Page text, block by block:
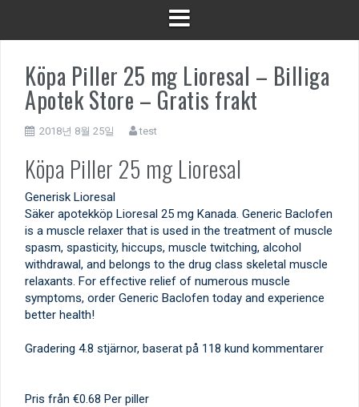
Köpa Piller 25 mg Lioresal – Billiga
Apotek Store – Gratis frakt
2018년 8월 25일 test
Köpa Piller 25 mg Lioresal
Generisk Lioresal
Säker apotekköp Lioresal 25 mg Kanada. Generic Baclofen
is a muscle relaxer that is used in the treatment of muscle
spasm, spasticity, hiccups, muscle twitching, alcohol
withdrawal, and belongs to the drug class skeletal muscle
relaxants. For effective relief of numerous muscle
symptoms, order Generic Baclofen today and experience
better health!
Gradering 4.8 stjärnor, baserat på 118 kund kommentarer
Pris från €0.68 Per piller